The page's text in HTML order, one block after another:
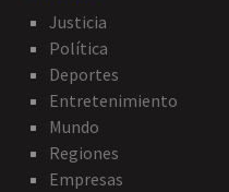
Justicia
Política
Deportes
Entretenimiento
Mundo
Regiones
Empresas